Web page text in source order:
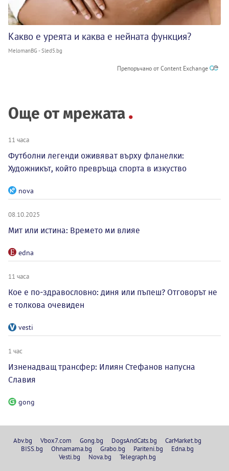
Какво е уреята и каква е нейната функция?
MelomanBG - Sled5.bg
Препоръчано от Content Exchange
Още от мрежата
11 часа
Футболни легенди оживяват върху фланелки:
Художникът, който превръща спорта в изкуство
nova
08.10.2025
Мит или истина: Времето ми влияе
edna
11 часа
Кое е по-здравословно: диня или пъпеш? Отговорът не
е толкова очевиден
vesti
1 час
Изненадващ трансфер: Илиян Стефанов напусна
Славия
gong
Abv.bg Vbox7.com Gong.bg DogsAndCats.bg
CarMarket.bg
BISS.bg
Ohnamama.bg Grabo.bg Pariteni.bg
Edna.bg
Vesti.bg
Nova.bg Telegraph.bg